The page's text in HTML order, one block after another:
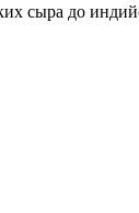
сыра до